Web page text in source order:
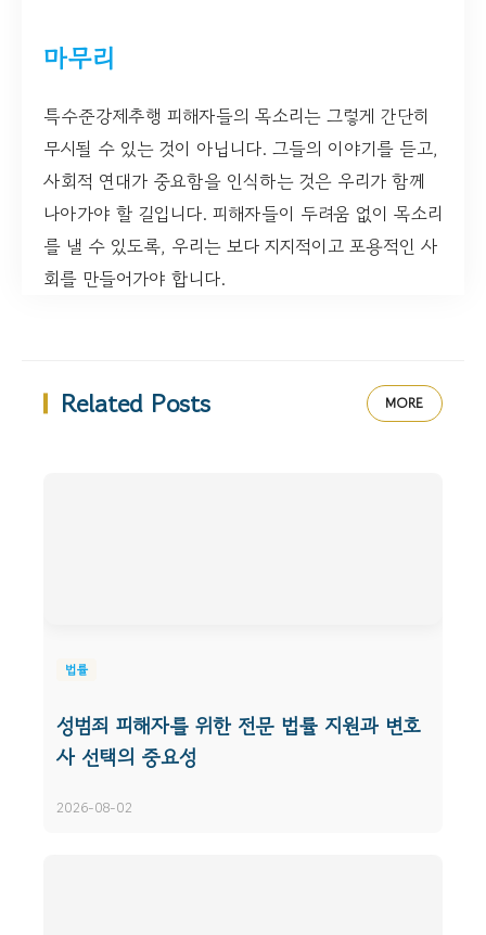
마무리
특수준강제추행 피해자들의 목소리는 그렇게 간단히
무시될 수 있는 것이 아닙니다. 그들의 이야기를 듣고,
사회적 연대가 중요함을 인식하는 것은 우리가 함께
나아가야 할 길입니다. 피해자들이 두려움 없이 목소리
를 낼 수 있도록, 우리는 보다 지지적이고 포용적인 사
회를 만들어가야 합니다.
Related Posts MORE
법률
성범죄 피해자를 위한 전문 법률 지원과 변호
사 선택의 중요성
2026-08-02